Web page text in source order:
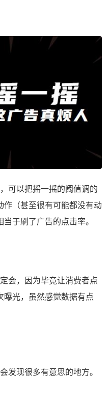
可以把摇一摇的阈值调的
作（甚至很有可能都没有动
于刷了广告的点击率。
会，因为毕竟让消费者点
曝光，虽然感觉数据有点
现很多有意思的地方。